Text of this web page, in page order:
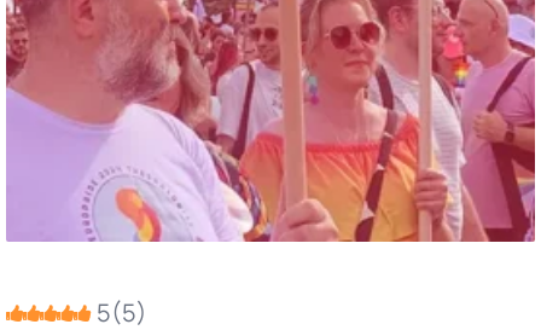
5(5)